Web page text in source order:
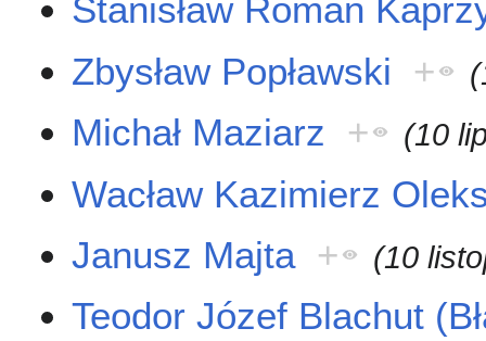
Stanisław Roman
Zbysław Popławski
+
Michał Maziarz + (10
Wacław Kazimierz
Janusz Majta + (10
Teodor Józef Blachut